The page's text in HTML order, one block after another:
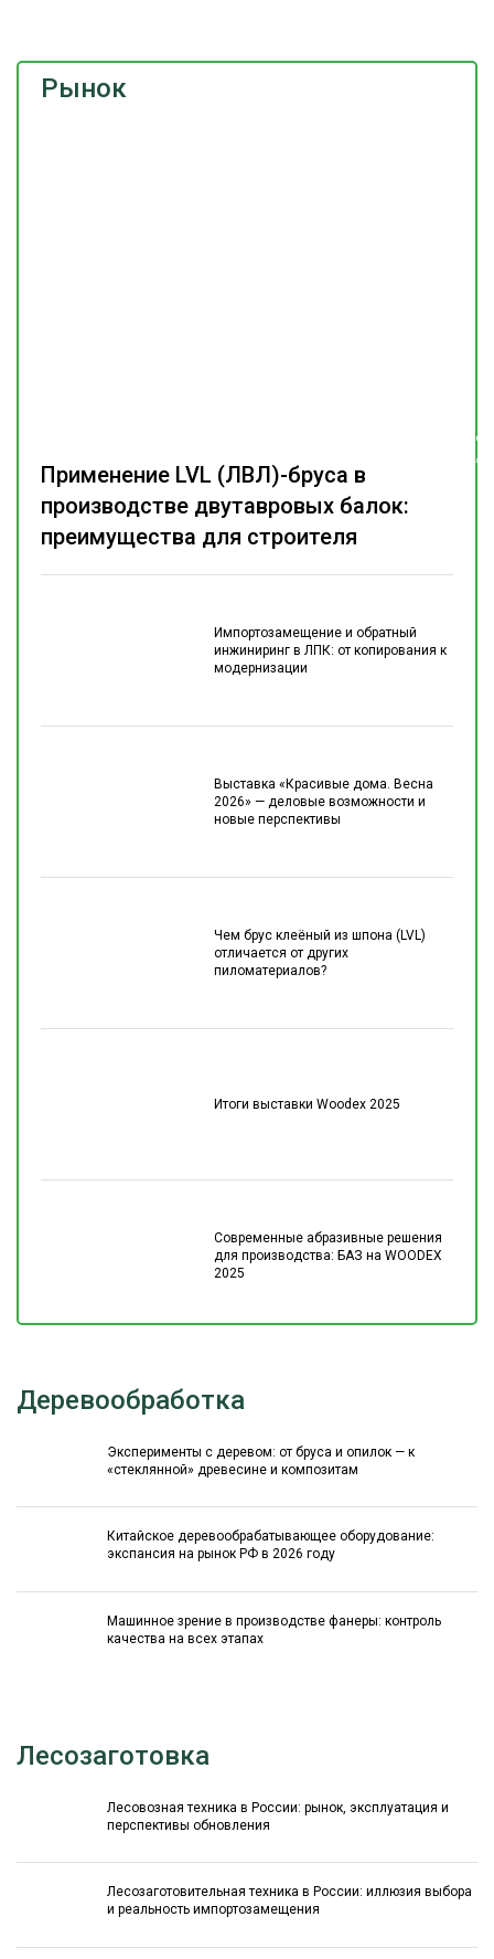
Рынок
Импортозамещение и обратный
инжиниринг в ЛПК: от копирования к
модернизации
Выставка «Красивые дома. Весна
2026» — деловые возможности и
новые перспективы
Чем брус клеёный из шпона (LVL)
отличается от других
пиломатериалов?
Итоги выставки Woodex 2025
Современные абразивные решения
для производства: БАЗ на WOODEX
2025
Применение LVL (ЛВЛ)-бруса в
производстве двутавровых балок:
преимущества для строителя
Деревообработка
Эксперименты с деревом: от бруса и опилок — к
«стеклянной» древесине и композитам
Китайское деревообрабатывающее оборудование:
экспансия на рынок РФ в 2026 году
Машинное зрение в производстве фанеры: контроль
качества на всех этапах
Лесозаготовка
Лесовозная техника в России: рынок, эксплуатация и
перспективы обновления
Лесозаготовительная техника в России: иллюзия выбора
и реальность импортозамещения
Подпишитесь
телеграм-канал